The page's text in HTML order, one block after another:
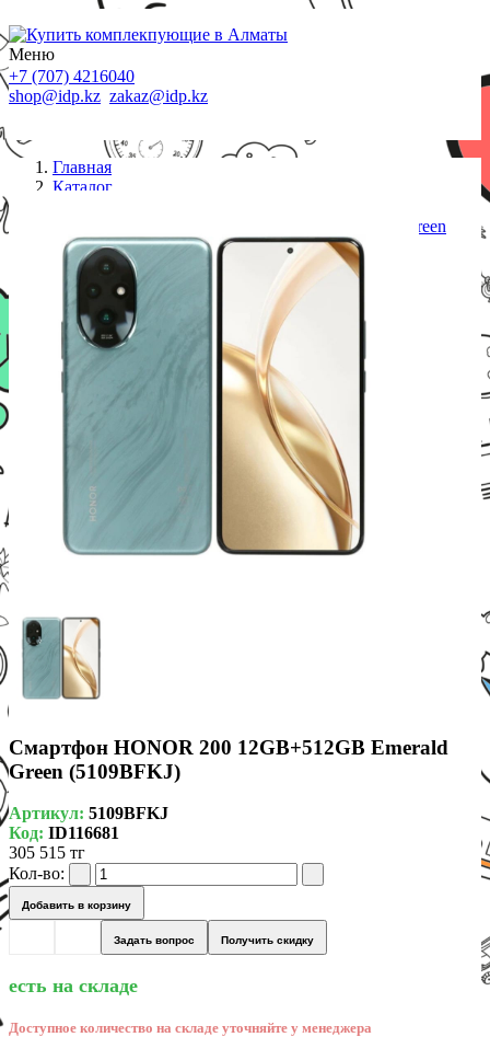
Меню
+7 (707) 4216040
shop@idp.kz zakaz@idp.kz
Главная
Каталог
Смартфон HONOR 200 12GB+512GB Emerald Green
(5109BFKJ)
Смартфон HONOR 200 12GB+512GB Emerald
Green (5109BFKJ)
Артикул: 5109BFKJ
Код: ID116681
305 515 тг
Кол-во:
Добавить в корзину
Задать вопрос Получить скидку
есть на складе
Доступное количество на складе уточняйте у менеджера